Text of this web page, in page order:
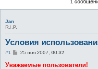
1
Jan
R.I.P.
Условия
#1
С
о
25 ноя 2007, 00:32
Уважаемые пользователи!